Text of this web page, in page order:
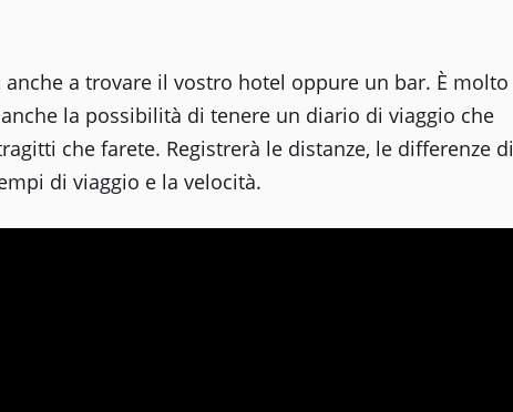
anche a trovare il vostro hotel oppure un bar. È molto
la possibilità di tenere un diario di viaggio che
che farete. Registrerà le distanze, le differenze di
di viaggio e la velocità.